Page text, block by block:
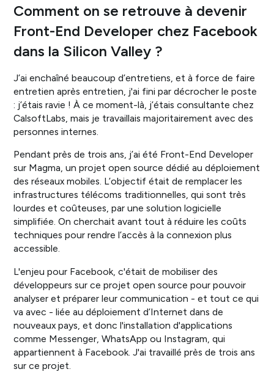
Comment on se retrouve à devenir
Front-End Developer chez Facebook
dans la Silicon Valley ?
J’ai enchaîné beaucoup d’entretiens, et à force de faire
entretien après entretien, j'ai fini par décrocher le poste
: j’étais ravie ! À ce moment-là, j’étais consultante chez
CalsoftLabs, mais je travaillais majoritairement avec des
personnes internes.
Pendant près de trois ans, j’ai été Front-End Developer
sur Magma, un projet open source dédié au déploiement
des réseaux mobiles. L’objectif était de remplacer les
infrastructures télécoms traditionnelles, qui sont très
lourdes et coûteuses, par une solution logicielle
simplifiée. On cherchait avant tout à réduire les coûts
techniques pour rendre l’accès à la connexion plus
accessible.
L'enjeu pour Facebook, c'était de mobiliser des
développeurs sur ce projet open source pour pouvoir
analyser et préparer leur communication - et tout ce qui
va avec - liée au déploiement d’Internet dans de
nouveaux pays, et donc l'installation d'applications
comme Messenger, WhatsApp ou Instagram, qui
appartiennent à Facebook. J'ai travaillé près de trois ans
sur ce projet.